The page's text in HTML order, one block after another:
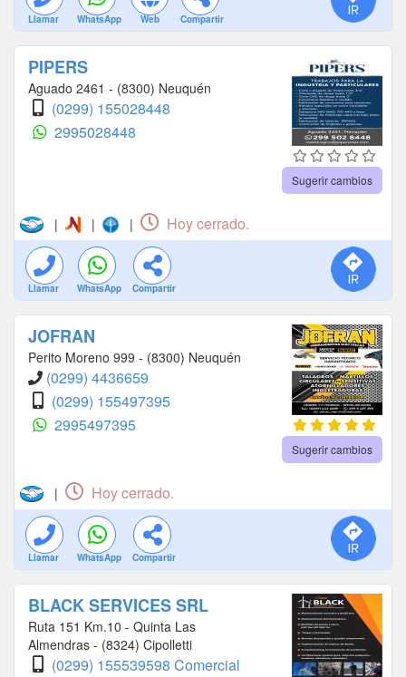
Llamar WhatsApp Web Compartir
PIPERS
Aguado 2461 - (8300) Neuquén
(0299) 155028448
2995028448
Sugerir cambios
| | | Hoy cerrado.
Llamar WhatsApp Compartir
JOFRAN
Perito Moreno 999 - (8300) Neuquén
(0299) 4436659
(0299) 155497395
2995497395
Sugerir cambios
| Hoy cerrado.
Llamar WhatsApp Compartir
BLACK SERVICES SRL
Ruta 151 Km.10 - Quinta Las
Almendras - (8324) Cipolletti
(0299) 155539598 Comercial